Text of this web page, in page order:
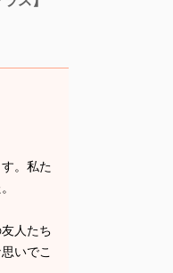
。私た
人たち
いでこ